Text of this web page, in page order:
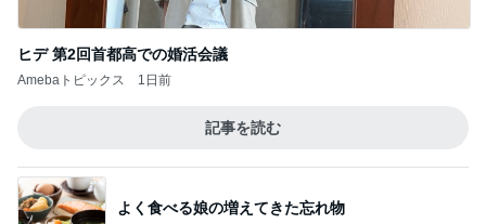
ヒデ 第2回首都高での婚活会議
Amebaトピックス 1日前
記事を読む
よく食べる娘の増えてきた忘れ物